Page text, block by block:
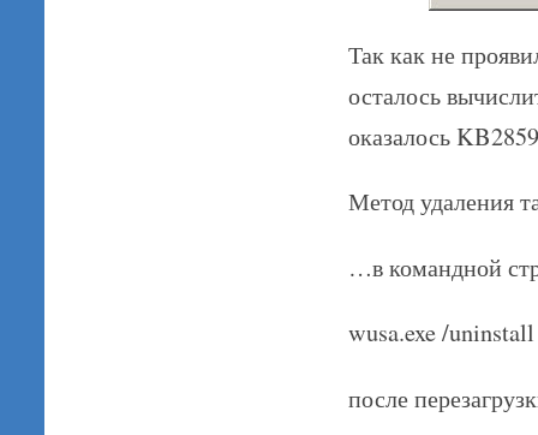
Так как не
осталось
оказалось
Метод удаления
…в командной
wusa.exe /
после